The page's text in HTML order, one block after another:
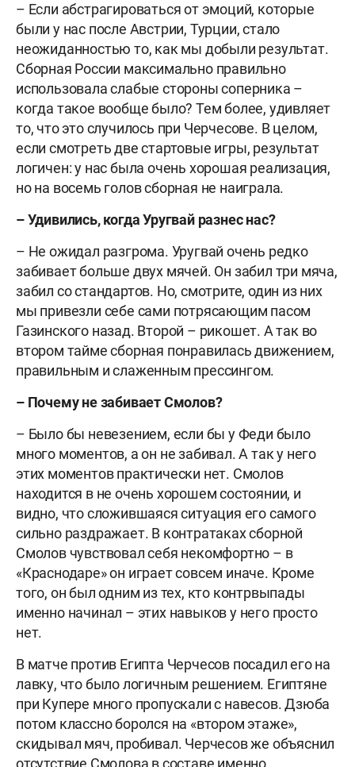
– Если абстрагироваться от эмоций, которые
были у нас после Австрии, Турции, стало
неожиданностью то, как мы добыли результат.
Сборная России максимально правильно
использовала слабые стороны соперника –
когда такое вообще было? Тем более, удивляет
то, что это случилось при Черчесове. В целом,
если смотреть две стартовые игры, результат
логичен: у нас была очень хорошая реализация,
но на восемь голов сборная не наиграла.
– Удивились, когда Уругвай разнес нас?
– Не ожидал разгрома. Уругвай очень редко
забивает больше двух мячей. Он забил три мяча,
забил со стандартов. Но, смотрите, один из них
мы привезли себе сами потрясающим пасом
Газинского назад. Второй – рикошет. А так во
втором тайме сборная понравилась движением,
правильным и слаженным прессингом.
– Почему не забивает Смолов?
– Было бы невезением, если бы у Феди было
много моментов, а он не забивал. А так у него
этих моментов практически нет. Смолов
находится в не очень хорошем состоянии, и
видно, что сложившаяся ситуация его самого
сильно раздражает. В контратаках сборной
Смолов чувствовал себя некомфортно – в
«Краснодаре» он играет совсем иначе. Кроме
того, он был одним из тех, кто контрвыпады
именно начинал – этих навыков у него просто
нет.
В матче против Египта Черчесов посадил его на
лавку, что было логичным решением. Египтяне
при Купере много пропускали с навесов. Дзюба
потом классно боролся на «втором этаже»,
скидывал мяч, пробивал. Черчесов же объяснил
отсутствие Смолова в составе именно